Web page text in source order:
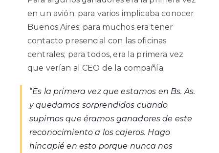
en un avión; para varios implicaba conocer
Buenos Aires; para muchos era tener
contacto presencial con las oficinas
centrales; para todos, era la primera vez
que verían al CEO de la compañía.
“Es la primera vez que estamos en Bs. As.
y quedamos sorprendidos cuando
supimos que éramos ganadores de este
reconocimiento a los cajeros. Hago
hincapié en esto porque nunca nos